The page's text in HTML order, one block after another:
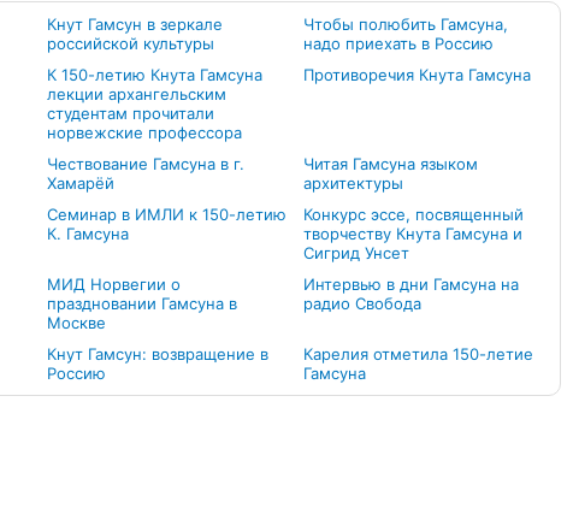
Кнут Гамсун в зеркале
российской культуры
Чтобы полюбить Гамсуна,
надо приехать в Россию
К 150-летию Кнута Гамсуна
лекции архангельским
студентам прочитали
норвежские профессора
Противоречия Кнута Гамсуна
Чествование Гамсуна в г.
Хамарёй
Читая Гамсуна языком
архитектуры
Семинар в ИМЛИ к 150-летию
К. Гамсуна
Конкурс эссе, посвященный
творчеству Кнута Гамсуна и
Сигрид Унсет
МИД Норвегии о
праздновании Гамсуна в
Москве
Интервью в дни Гамсуна на
радио Свобода
Кнут Гамсун: возвращение в
Россию
Карелия отметила 150-летие
Гамсуна